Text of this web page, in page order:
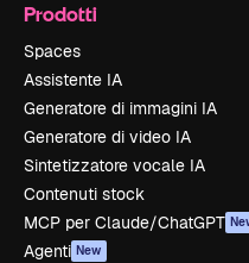
Prodotti
Spaces
Assistente IA
Generatore di immagini IA
Generatore di video IA
Sintetizzatore vocale IA
Contenuti stock
MCP per Claude/ChatGPT
Agenti New